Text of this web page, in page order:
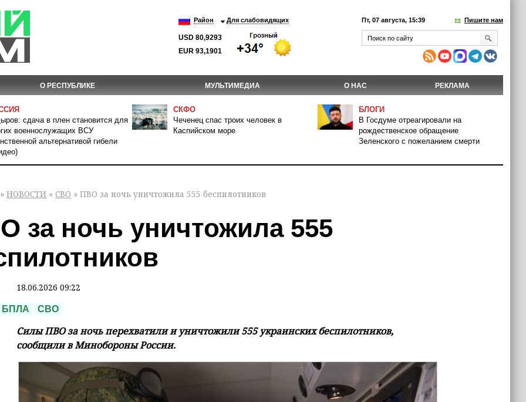
Район Для слабовидящих
USD 80,9293
EUR 93,1901
Пт, 07 августа, 15:39 Пишите нам
О РЕСПУБЛИКЕ МУЛЬТИМЕДИА О НАС РЕКЛАМА
сдача в плен становится для
военнослужащих ВСУ
альтернативой гибели
СКФО
Чеченец спас троих человек в
Каспийском море
БЛОГИ
В Госдуме отреагировали на
рождественское обращение
Зеленского с пожеланием смерти
» НОВОСТИ » СВО » ПВО за ночь уничтожила 555 беспилотников
за ночь уничтожила 555
18.06.2026 09:22
БПЛА СВО
Силы ПВО за ночь перехватили и уничтожили 555 украинских беспилотников,
сообщили в Минобороны России.